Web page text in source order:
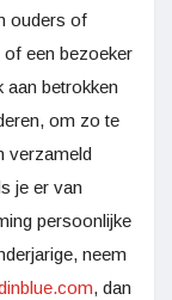
ouders of
een bezoeker
aan betrokken
om zo te
verzameld
je er van
persoonlijke
neem
, dan